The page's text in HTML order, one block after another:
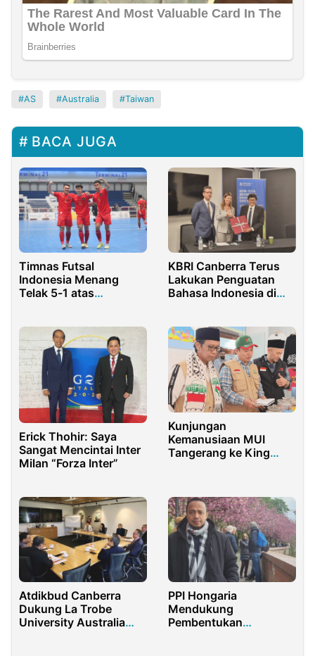
AS Australia Taiwan
BACA JUGA
Timnas Futsal
Indonesia Menang
Telak 5-1 atas
Championship 2024
KBRI Canberra Terus
Lakukan Penguatan
Bahasa Indonesia di
Erick Thohir: Saya
Sangat Mencintai Inter
Milan “Forza Inter”
Kunjungan
Kemanusiaan MUI
Tangerang ke King
Atdikbud Canberra
Dukung La Trobe
University Australia
PPI Hongaria
Mendukung
Pembentukan